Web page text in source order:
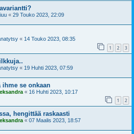
« 29 Touko 2023, 22:09
« 14 Touko 2023, 08:35
1 2 3
« 19 Huhti 2023, 07:59
se onkaan
« 16 Huhti 2023, 10:17
1 2
hengittää raskaasti
« 07 Maalis 2023, 18:57